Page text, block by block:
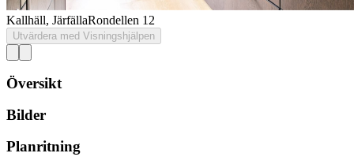
Kallhäll, JärfällaRondellen 12
Utvärdera med Visningshjälpen
Översikt
Bilder
Planritning